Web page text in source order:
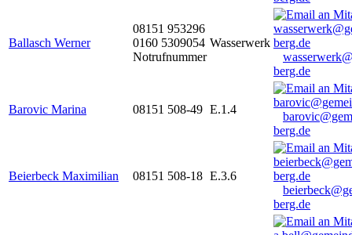
Ballasch Werner
08151 953296
0160 5309054
Notrufnummer
Wasserwerk
berg.de
Barovic Marina 08151 508-49 E.1.4
berg.de
Beierbeck Maximilian 08151 508-18 E.3.6
berg.de